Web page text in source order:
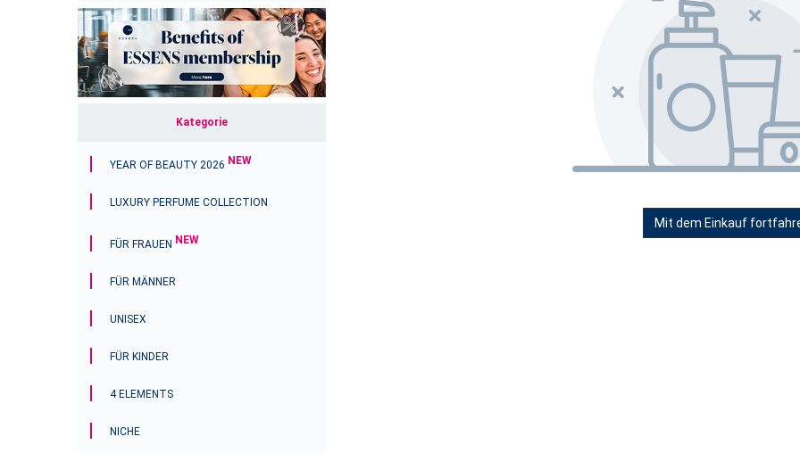
Kategorie
YEAR OF BEAUTY 2026 NEW
LUXURY PERFUME COLLECTION
FÜR FRAUEN NEW
FÜR MÄNNER
UNISEX
FÜR KINDER
4 ELEMENTS
NICHE
Mit dem Einkauf